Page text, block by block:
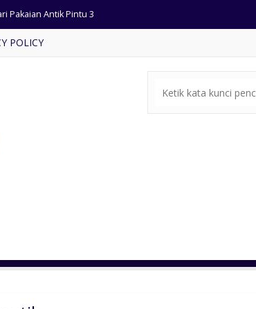
Pakaian Antik Pintu 3
Kayu Jati Kursi 10
Cat Emas Ukir Klasik
Hias Modern Warna Putih
POLICY